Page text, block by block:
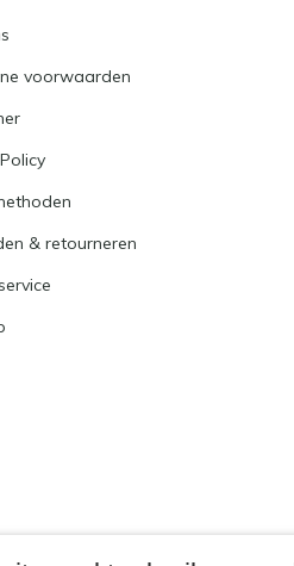
voorwaarden
& retourneren